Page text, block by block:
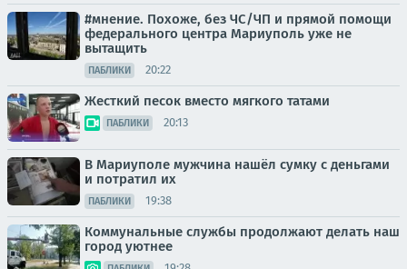
#мнение. Похоже, без ЧС/ЧП и прямой помощи
федерального центра Мариуполь уже не
вытащить
ПАБЛИКИ 20:22
Жесткий песок вместо мягкого татами
ПАБЛИКИ 20:13
В Мариуполе мужчина нашёл сумку с деньгами
и потратил их
ПАБЛИКИ 19:38
Коммунальные службы продолжают делать наш
город уютнее